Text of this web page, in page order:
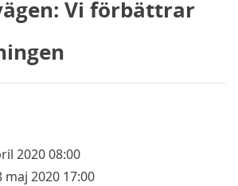
Vi förbättrar
2020 08:00
maj 2020 17:00